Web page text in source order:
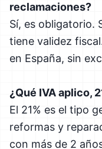
reclamaciones?
Sí, es obligatorio.
tiene validez
en España, sin
¿Qué IVA aplico,
El 21% es el tipo
reformas y
con más de 2